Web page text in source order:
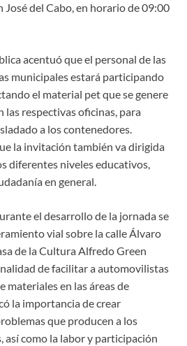
del Cabo, en horario de 09:00
acentuó que el personal de las
municipales estará participando
el material pet que se genere
las respectivas oficinas, para
a los contenedores.
la invitación también va dirigida
diferentes niveles educativos,
en general.
el desarrollo de la jornada se
vial sobre la calle Álvaro
de la Cultura Alfredo Green
de facilitar a automovilistas
materiales en las áreas de
la importancia de crear
que producen a los
así como la labor y participación